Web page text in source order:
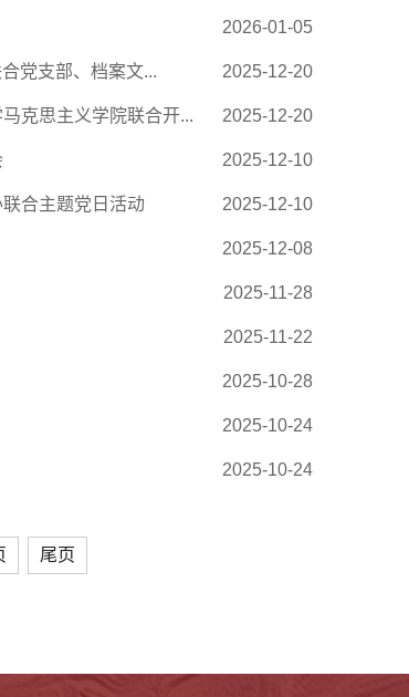
2026-01-05
党支部、档案文... 2025-12-20
克思主义学院联合开... 2025-12-20
2025-12-10
合主题党日活动 2025-12-10
2025-12-08
2025-11-28
2025-11-22
2025-10-28
2025-10-24
2025-10-24
尾页